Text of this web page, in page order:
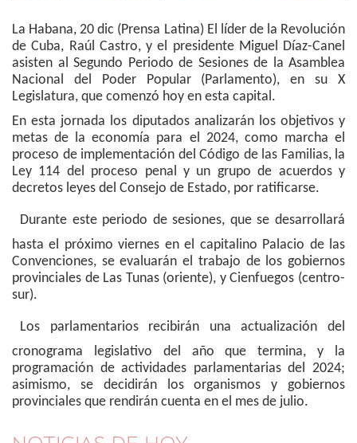
La Habana, 20 dic (Prensa Latina) El líder de la Revolución
de Cuba, Raúl Castro, y el presidente Miguel Díaz-Canel
asisten al Segundo Periodo de Sesiones de la Asamblea
Nacional del Poder Popular (Parlamento), en su X
Legislatura, que comenzó hoy en esta capital.
En esta jornada los diputados analizarán los objetivos y
metas de la economía para el 2024, como marcha el
proceso de implementación del Código de las Familias, la
Ley 114 del proceso penal y un grupo de acuerdos y
decretos leyes del Consejo de Estado, por ratificarse.
Durante este periodo de sesiones, que se desarrollará
hasta el próximo viernes en el capitalino Palacio de las
Convenciones, se evaluarán el trabajo de los gobiernos
provinciales de Las Tunas (oriente), y Cienfuegos (centro-
sur).
Los parlamentarios recibirán una actualización del
cronograma legislativo del año que termina, y la
programación de actividades parlamentarias del 2024;
asimismo, se decidirán los organismos y gobiernos
provinciales que rendirán cuenta en el mes de julio.